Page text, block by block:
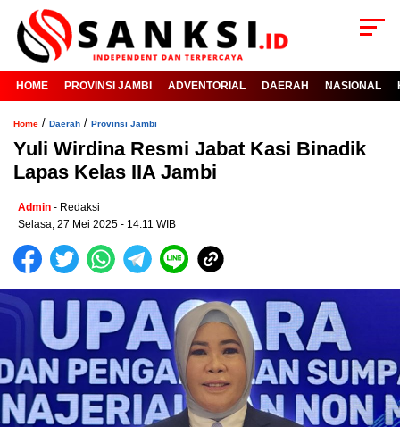
HOME PROVINSI JAMBI ADVENTORIAL DAERAH NASIONAL
Home / Daerah / Provinsi Jambi
Yuli Wirdina Resmi Jabat Kasi Binadik
Lapas Kelas IIA Jambi
Admin - Redaksi
Selasa, 27 Mei 2025 - 14:11 WIB